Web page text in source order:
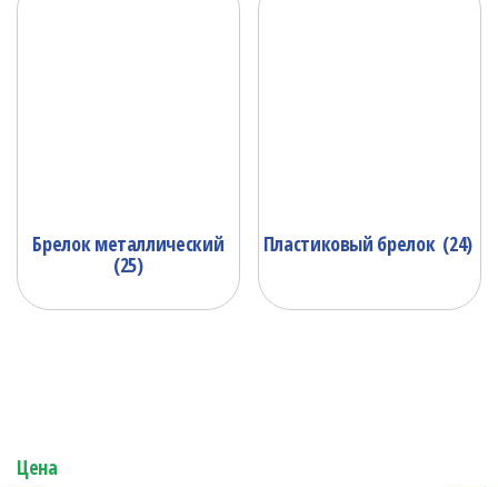
Брелок металлический
(25)
Пластиковый брелок (24)
Цена